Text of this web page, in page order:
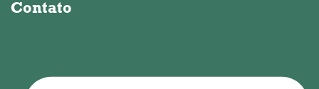
Contato